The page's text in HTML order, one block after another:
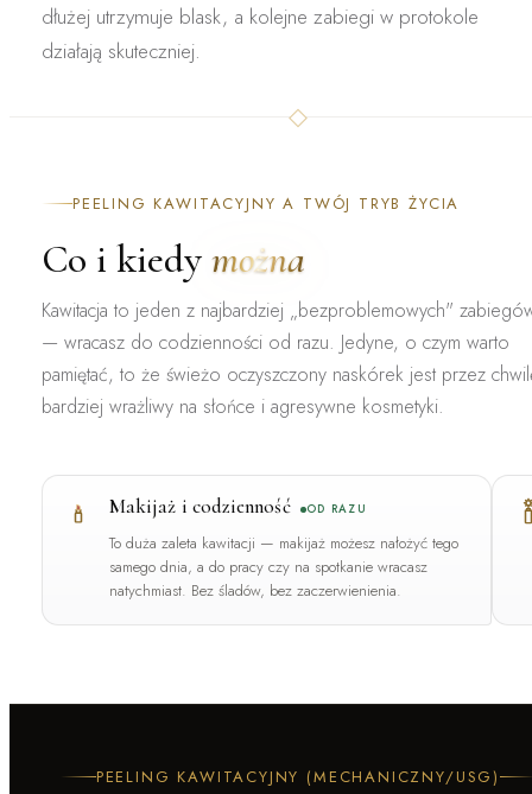
dłużej utrzymuje blask, a kolejne zabiegi w protokole
działają skuteczniej.
PEELING KAWITACYJNY A TWÓJ TRYB ŻYCIA
Co i kiedymożna
Kawitacja to jeden z najbardziej „bezproblemowych"
— wracasz do codzienności od razu. Jedyne, o czym warto
pamiętać, to że świeżo oczyszczony naskórek jest przez
bardziej wrażliwy na słońce i agresywne kosmetyki.
Makijaż i codzienność OD RAZU
To duża zaleta kawitacji — makijaż możesz nałożyć tego
samego dnia, a do pracy czy na spotkanie wracasz
natychmiast. Bez śladów, bez zaczerwienienia.
PEELING KAWITACYJNY (MECHANICZNY/USG)